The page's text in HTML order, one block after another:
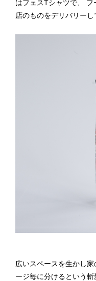
はフェスTシャツで、
店のものをデリバリーし
広いスペースを生かし
ージ毎に分けるという